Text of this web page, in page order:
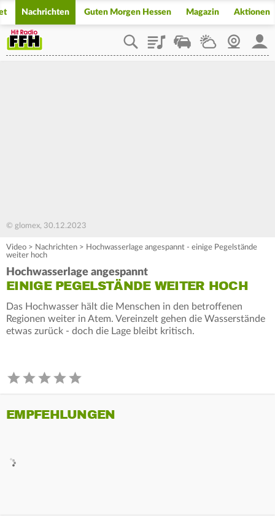
Nachrichten Guten Morgen Hessen Magazin Aktionen
PlaylistStaupilotWetterWebcam
© glomex, 30.12.2023
Video > Nachrichten > Hochwasserlage angespannt - einige Pegelstände
weiter hoch
Hochwasserlage angespannt
EINIGE PEGELSTÄNDE WEITER HOCH
Das Hochwasser hält die Menschen in den betroffenen
Regionen weiter in Atem. Vereinzelt gehen die Wasserstände
etwas zurück - doch die Lage bleibt kritisch.
EMPFEHLUNGEN